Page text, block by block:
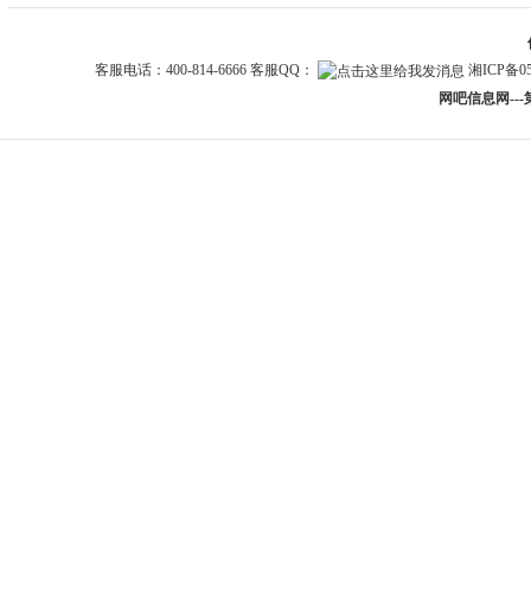
客服电话：400-814-6666 客服QQ：
湘ICP备
网吧信息网---